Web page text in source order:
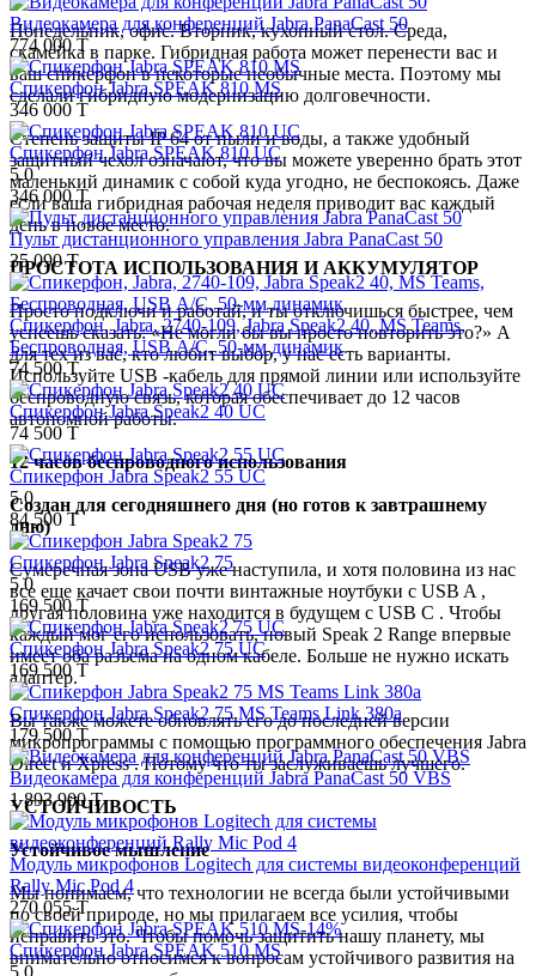
Понедельник, офис. Вторник, кухонный стол. Среда,
скамейка в парке. Гибридная работа может перенести вас и
ваш спикерфон в некоторые необычные места. Поэтому мы
сделали гибридную модернизацию долговечности.
Степень защиты IP 64 от пыли и воды, а также удобный
защитный чехол означают, что вы можете уверенно брать этот
маленький динамик с собой куда угодно, не беспокоясь. Даже
если ваша гибридная рабочая неделя приводит вас каждый
день в новое место.
ПРОСТОТА ИСПОЛЬЗОВАНИЯ И АККУМУЛЯТОР
Просто подключи и работай, и ты отключишься быстрее, чем
успеешь сказать: «Не могли бы вы просто повторить это?» А
для тех из вас, кто любит выбор, у нас есть варианты.
Используйте USB -кабель для прямой линии или используйте
беспроводную связь, которая обеспечивает до 12 часов
автономной работы.
12 часов беспроводного использования
Создан для сегодняшнего дня (но готов к завтрашнему
дню)
Сумеречная зона USB уже наступила, и хотя половина из нас
все еще качает свои почти винтажные ноутбуки с USB A ,
другая половина уже находится в будущем с USB C . Чтобы
каждый мог его использовать, новый Speak 2 Range впервые
имеет оба разъема на одном кабеле. Больше не нужно искать
адаптер.
Вы также можете обновлять его до последней версии
микропрограммы с помощью программного обеспечения Jabra
Direct и Xpress . Потому что ты заслуживаешь лучшего.
УСТОЙЧИВОСТЬ
Устойчивое мышление
Мы понимаем, что технологии не всегда были устойчивыми
по своей природе, но мы прилагаем все усилия, чтобы
исправить это. Чтобы помочь защитить нашу планету, мы
внимательно относимся к вопросам устойчивого развития на
Видеокамера для конференций Jabra PanaCast 50
774 000 T
Спикерфон Jabra SPEAK 810 MS
346 000 T
Спикерфон Jabra SPEAK 810 UC
5.0
346 000 T
Пульт дистанционного управления Jabra PanaCast 50
35 090 T
Спикерфон, Jabra, 2740-109, Jabra Speak2 40, MS Teams,
Беспроводная, USB А/С, 50-мм динамик
74 500 T
Спикерфон Jabra Speak2 40 UC
74 500 T
Спикерфон Jabra Speak2 55 UC
5.0
84 500 T
Спикерфон Jabra Speak2 75
5.0
169 500 T
Спикерфон Jabra Speak2 75 UC
169 500 T
Спикерфон Jabra Speak2 75 MS Teams Link 380a
179 500 T
Видеокамера для конференций Jabra PanaCast 50 VBS
1 893 900 T
Модуль микрофонов Logitech для системы видеоконференций
Rally Mic Pod 4
270 055 T
-14%
Спикерфон Jabra SPEAK 510 MS